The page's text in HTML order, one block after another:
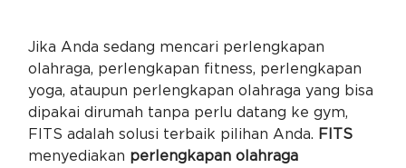
Jika Anda sedang mencari perlengkapan
olahraga, perlengkapan fitness, perlengkapan
yoga, ataupun perlengkapan olahraga yang bisa
dipakai dirumah tanpa perlu datang ke gym,
FITS adalah solusi terbaik pilihan Anda. FITS
menyediakan perlengkapan olahraga